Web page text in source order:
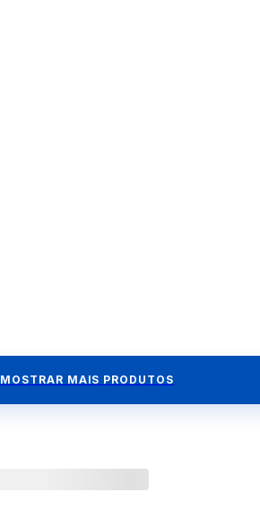
MOSTRAR MAIS PRODUTOS